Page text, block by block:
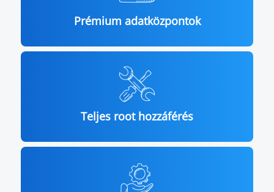
Prémium adatközpontok
Teljes root hozzáférés